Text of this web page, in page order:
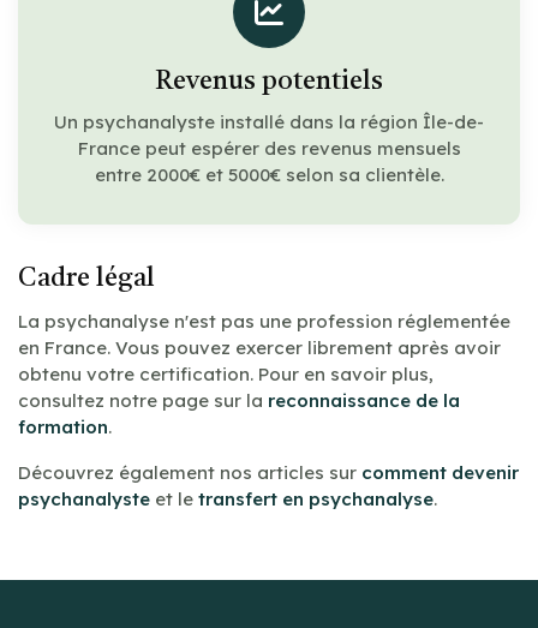
Revenus potentiels
Un psychanalyste installé dans la région Île-de-
France peut espérer des revenus mensuels
entre 2000€ et 5000€ selon sa clientèle.
Cadre légal
La psychanalyse n'est pas une profession réglementée
en France. Vous pouvez exercer librement après avoir
obtenu votre certification. Pour en savoir plus,
consultez notre page sur la reconnaissance de la
formation.
Découvrez également nos articles sur comment devenir
psychanalyste et le transfert en psychanalyse.